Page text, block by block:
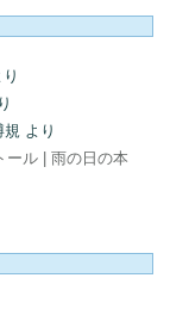
り
規 より
ール | 雨の日の本